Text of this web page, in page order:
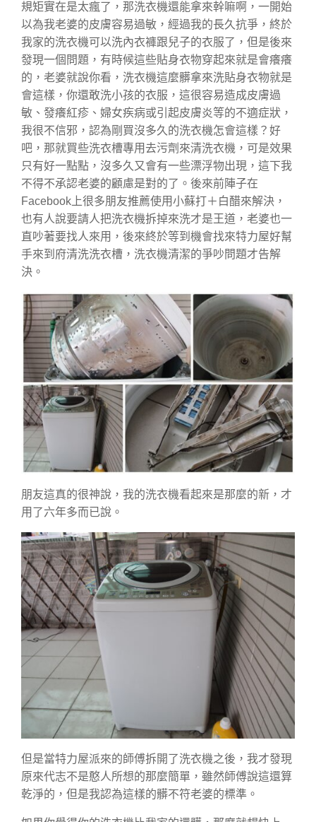
規矩實在是太瘋了，那洗衣機還能拿來幹嘛啊，一開始
以為我老婆的皮膚容易過敏，經過我的長久抗爭，終於
我家的洗衣機可以洗內衣褲跟兒子的衣服了，但是後來
發現一個問題，有時候這些貼身衣物穿起來就是會癢癢
的，老婆就說你看，洗衣機這麼髒拿來洗貼身衣物就是
會這樣，你還敢洗小孩的衣服，這很容易造成皮膚過
敏、發癢紅疹、婦女疾病或引起皮膚炎等的不適症狀，
我很不信邪，認為剛買沒多久的洗衣機怎會這樣？好
吧，那就買些洗衣槽專用去污劑來清洗衣機，可是效果
只有好一點點，沒多久又會有一些漂浮物出現，這下我
不得不承認老婆的顧慮是對的了。後來前陣子在
Facebook上很多朋友推薦使用小蘇打＋白醋來解決，
也有人說要請人把洗衣機拆掉來洗才是王道，老婆也一
直吵著要找人來用，後來終於等到機會找來特力屋好幫
手來到府清洗洗衣槽，洗衣機清潔的爭吵問題才告解
決。
朋友這真的很神說，我的洗衣機看起來是那麼的新，才
用了六年多而已說。
但是當特力屋派來的師傅拆開了洗衣機之後，我才發現
原來代志不是憨人所想的那麼簡單，雖然師傅說這還算
乾淨的，但是我認為這樣的髒不符老婆的標準。